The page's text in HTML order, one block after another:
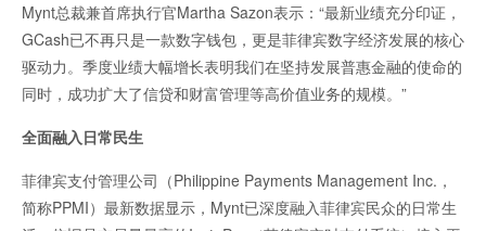
Mynt总裁兼首席执行官Martha Sazon表示：“最新业绩充分印证，
GCash已不再只是一款数字钱包，更是菲律宾数字经济发展的核心
驱动力。季度业绩大幅增长表明我们在坚持发展普惠金融的使命的
同时，成功扩大了信贷和财富管理等高价值业务的规模。”
全面融入日常民生
菲律宾支付管理公司（Philippine Payments Management Inc.，
简称PPMI）最新数据显示，Mynt已深度融入菲律宾民众的日常生